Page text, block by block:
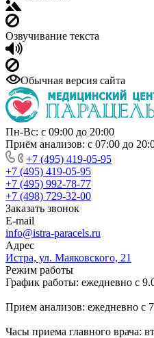
Озвучивание текста
Обычная версия сайта
Пн-Вс: с 09:00 до 20:00
Приём анализов: с 07:00 до
+7 (495) 419-05-95
+7 (495) 419-05-95
+7 (495) 992-78-77
+7 (498) 729-32-00
Заказать звонок
E-mail
info@istra-paracels.ru
Адрес
Истра, ул. Маяковского, 21
Режим работы
График работы: ежедневно с
Прием анализов: ежедневно с
Часы приема главного врача: